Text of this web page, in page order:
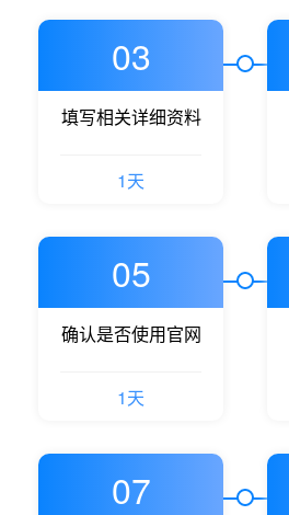
03
填写相关详细资料
1天
05
确认是否使用官网
1天
07